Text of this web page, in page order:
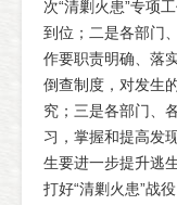
次“清剿火患”专项
到位；二是各部门
作要职责明确、落
倒查制度，对发生
究；三是各部门、
习，掌握和提高发
生要进一步提升逃
打好“清剿火患”战